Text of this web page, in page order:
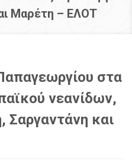
Μαρέτη – ΕΛΟΤ
στα
νεανίδων,
Σαργαντάνη και